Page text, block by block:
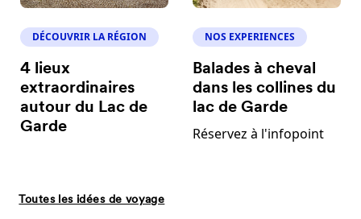
DÉCOUVRIR LA RÉGION
4 lieux
extraordinaires
autour du Lac de
Garde
NOS EXPERIENCES
Balades à cheval
dans les collines du
lac de Garde
Réservez à l'infopoint
Toutes les idées de voyage